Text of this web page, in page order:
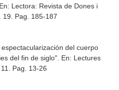
En: Lectora: Revista de Dones i
19. Pag. 185-187
del cuerpo
del fin de siglo". En: Lectures
Pag. 13-26